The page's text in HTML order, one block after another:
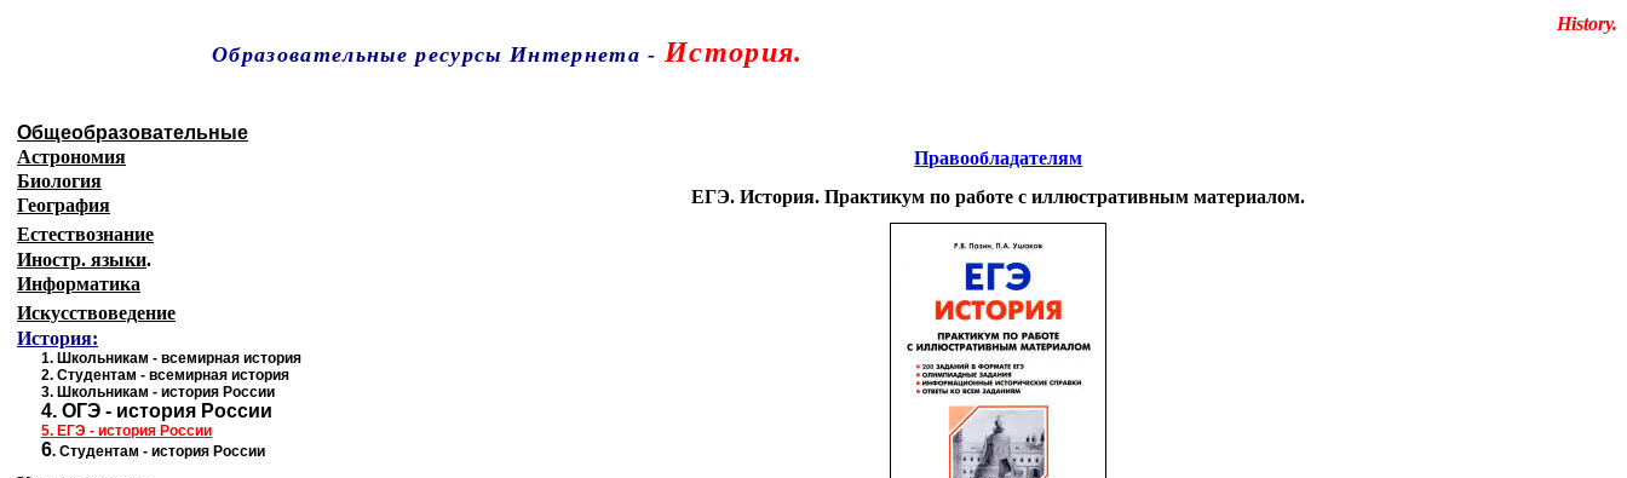
History.
Образовательные ресурсы Интернета - История.
Правообладателям
ЕГЭ. История. Практикум по работе с иллюстративным материалом.
Общеобразовательные
Астрономия
Биология
География
Естествознание
Иностр. языки.
Информатика
Искусствоведение
История:
1. Школьникам - всемирная история
2. Студентам - всемирная история
3. Школьникам - история России
4. ОГЭ - история России
5. ЕГЭ - история России
6. Студентам - история России